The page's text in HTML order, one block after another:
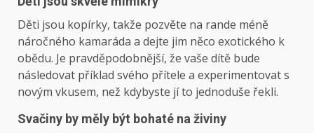
Děti jsou kopírky, takže pozvěte na rande méně
náročného kamaráda a dejte jim něco exotického k
obědu. Je pravděpodobnější, že vaše dítě bude
následovat příklad svého přítele a experimentovat s
novým vkusem, než kdybyste jí to jednoduše řekli.
Svačiny by měly být bohaté na živiny